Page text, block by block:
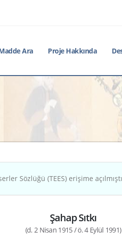
Ara Proje Hakkında
Sözlüğü (TEES) erişime
Şahap Sıtkı
(d. 2 Nisan 1915 / ö. 4 Eylül 1991)